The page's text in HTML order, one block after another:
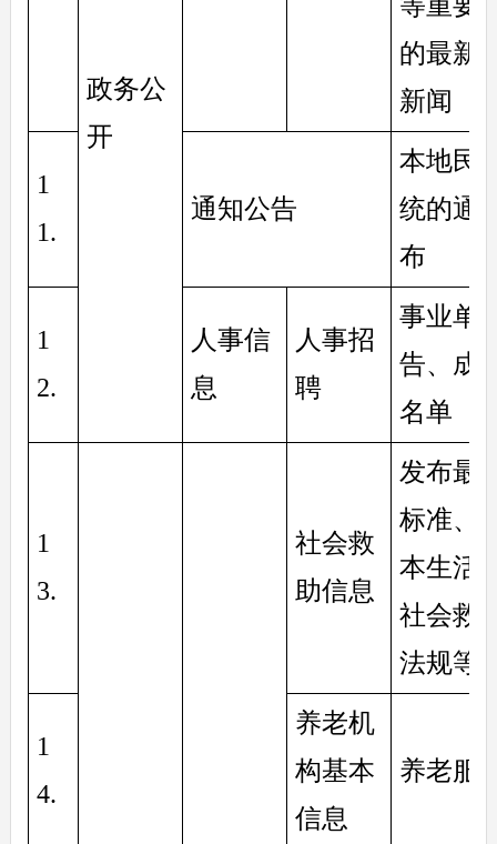
政务公
开
的最新
新闻
1
1.
通知公告
本地民
统的通
布
1
2.
人事信
息
人事招
聘
事业单
告、成
名单
1
3.
社会救
助信息
发布最
标准、
本生活
社会救
法规等
1
4.
养老机
构基本
信息
养老服